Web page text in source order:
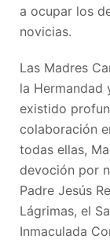
a ocupar los
novicias.
Las Madres
la Hermandad
existido
colaboración
todas ellas,
devoción por
Padre Jesús
Lágrimas, el
Inmaculada